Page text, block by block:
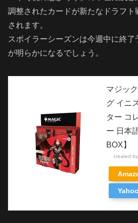
調整されたカードが新たなドラフ
されます。
スポイラーシーズンは今週中に終
が明らかになるでしょう。
マジッ
グ イニ
ター コ
ー 日本
BOX】
created by